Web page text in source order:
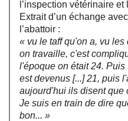
l’inspection vétérinaire
Extrait d’un échange
l’abattoir :
« vu le taff qu'on a, vu
on travaille, c'est
l'époque on était 24. Puis
est devenus [...] 21, puis
aujourd'hui ils disent que
Je suis en train de dire
bon... »